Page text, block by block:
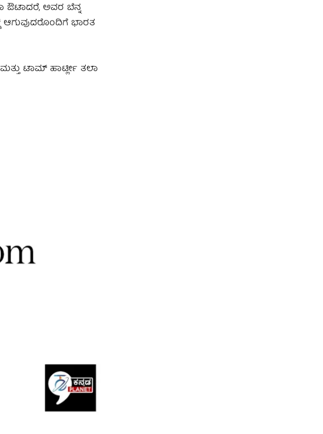
ಔಟಾದರೆ, ಅವರ ಬೆನ್ನ
ಭಾರತ
ಟಾಮ್ ಹಾರ್ಟ್ಲೀ ತಲಾ